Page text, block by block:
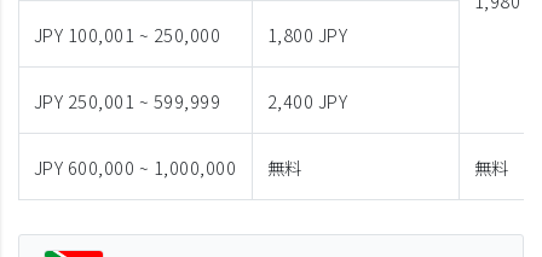
JPY 100,001 ~ 250,000 1,800 JPY
JPY 250,001 ~ 599,999 2,400 JPY
JPY 600,000 ~ 1,000,000 無料 無料